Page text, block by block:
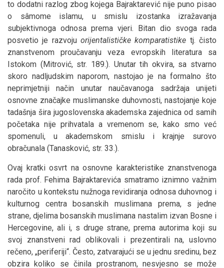
to dodatni razlog zbog kojega Bajraktarević nije puno pisao
o sâmome islamu, u smislu izostanka izražavanja
subjektivnoga odnosa prema vjeri. Bitan dio svoga rada
posvetio je razvoju orijentalističke komparatistike tj. čisto
znanstvenom proučavanju veza evropskih literatura sa
Istokom (Mitrović, str. 189.). Unutar tih okvira, sa stvarno
skoro nadljudskim naporom, nastojao je na formalno što
neprimjetniji način unutar naučavanoga sadržaja unijeti
osnovne značajke muslimanske duhovnosti, nastojanje koje
tadašnja šira jugoslovenska akademska zajednica od samih
početaka nije prihvatala a vremenom se, kako smo već
spomenuli, u akademskom smislu i krajnje surovo
obračunala (Tanasković, str. 33.).
Ovaj kratki osvrt na osnovne karakteristike znanstvenoga
rada prof. Fehima Bajraktarevića smatramo iznimno važnim
naročito u kontekstu nužnoga revidiranja odnosa duhovnog i
kulturnog centra bosanskih muslimana prema, s jedne
strane, djelima bosanskih muslimana nastalim izvan Bosne i
Hercegovine, ali i, s druge strane, prema autorima koji su
svoj znanstveni rad oblikovali i prezentirali na, uslovno
rečeno, „periferiji“. Često, zatvarajući se u jednu sredinu, bez
obzira koliko se činila prostranom, nesvjesno se može